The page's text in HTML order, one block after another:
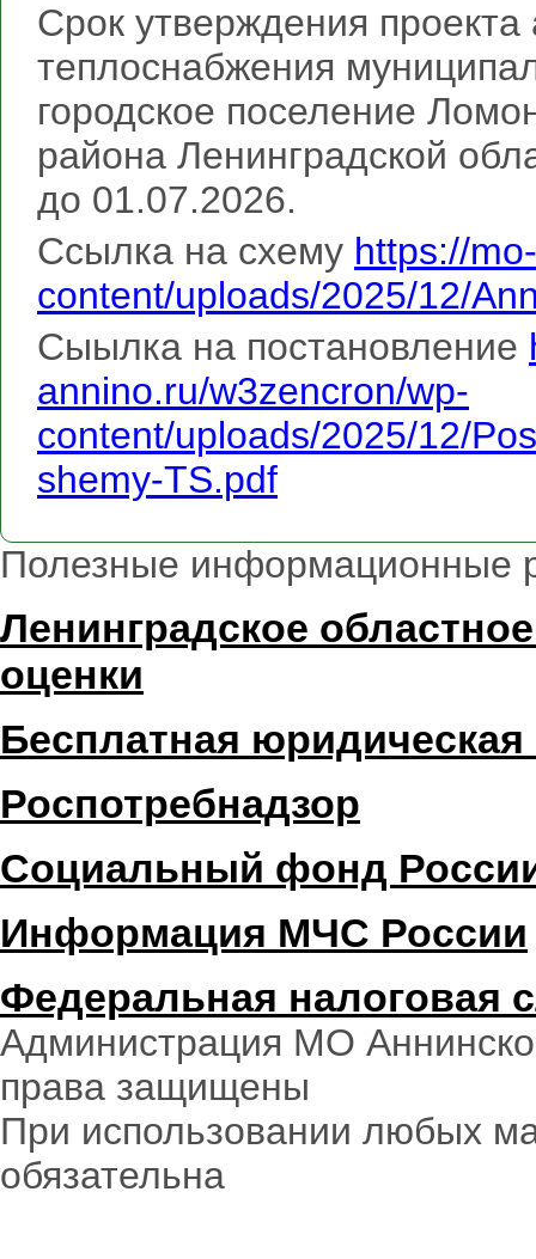
Срок утверждения
теплоснабжения
городское поселение
района Ленинградской
до 01.07.2026.
Ссылка на схему https://
content/uploads/2025/12/
Сыылка на постановление
annino.ru/w3zencron/wp-
content/uploads/2025/12/
shemy-TS.pdf
Полезные информационные
Ленинградское
оценки
Бесплатная
Роспотребнадзор
Социальный фонд
Информация МЧС России
Федеральная налоговая
Администрация МО
права защищены
При использовании любых
обязательна